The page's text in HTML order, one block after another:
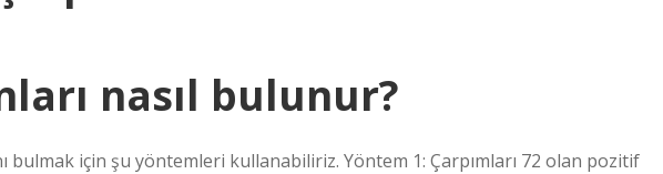
nasıl bulunur?
bulmak için şu yöntemleri kullanabiliriz. Yöntem 1: Çarpımları 72 olan pozitif